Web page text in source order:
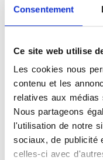
Consentement
Ce site web utilise
Les cookies nous
contenu et les
relatives aux
Nous partageons
l'utilisation de notre
sociaux, de publicité
celles-ci avec
convertis en
est utilisée
cou, des
muscles, du
pelvis, du
permet de
qui ne sont
et même sur